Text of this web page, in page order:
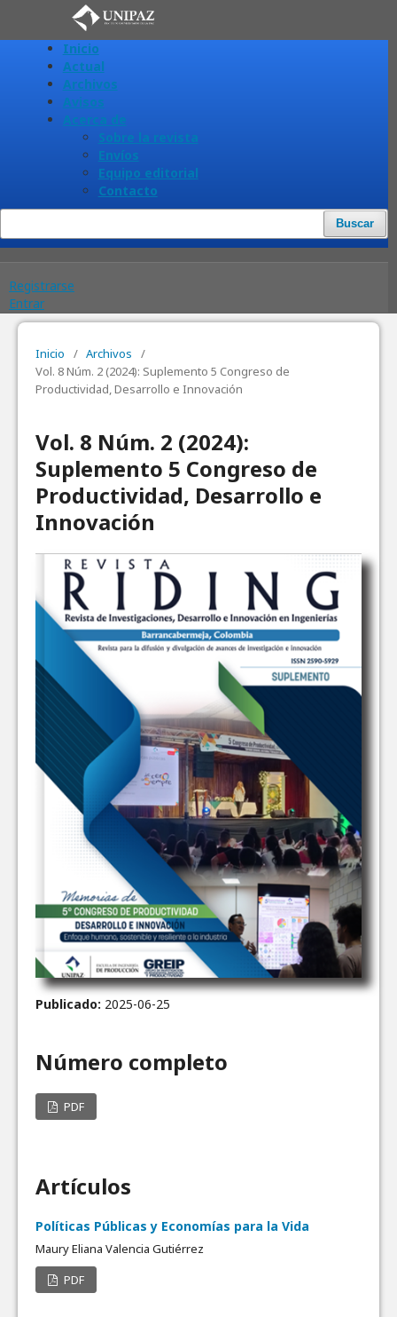
Inicio
Actual
Archivos
Avisos
Acerca de
Sobre la revista
Envíos
Equipo editorial
Contacto
Buscar
Registrarse
Entrar
Inicio / Archivos
/
Vol. 8 Núm. 2 (2024): Suplemento 5 Congreso de
Productividad, Desarrollo e Innovación
Vol. 8 Núm. 2 (2024):
Suplemento 5 Congreso de
Productividad, Desarrollo e
Innovación
Publicado: 2025-06-25
Número completo
PDF
Artículos
Políticas Públicas y Economías para la Vida
Maury Eliana Valencia Gutiérrez
PDF